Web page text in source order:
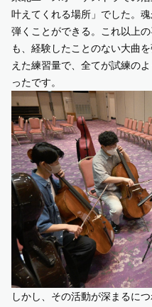
叶えてくれる場所」でした。
弾くことができる。これ以上
も、経験したことのない大曲
えた練習量で、全てが試練の
ったです。
しかし、その活動が深まるに